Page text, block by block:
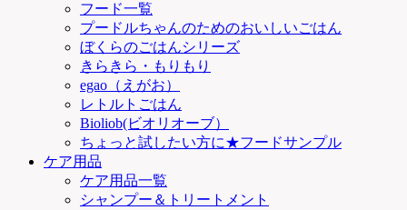
フード一覧
プードルちゃんのためのおいしいごはん
ぼくらのごはんシリーズ
きらきら・もりもり
egao（えがお）
レトルトごはん
Bioliob(ビオリオーブ）
ちょっと試したい方に★フードサンプル
ケア用品
ケア用品一覧
シャンプー＆トリートメント